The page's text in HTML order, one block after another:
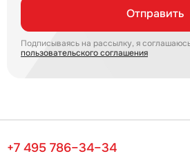
Отправить
Подписываясь на рассылку, я
пользовательского соглашения
+7 495 786–34–34